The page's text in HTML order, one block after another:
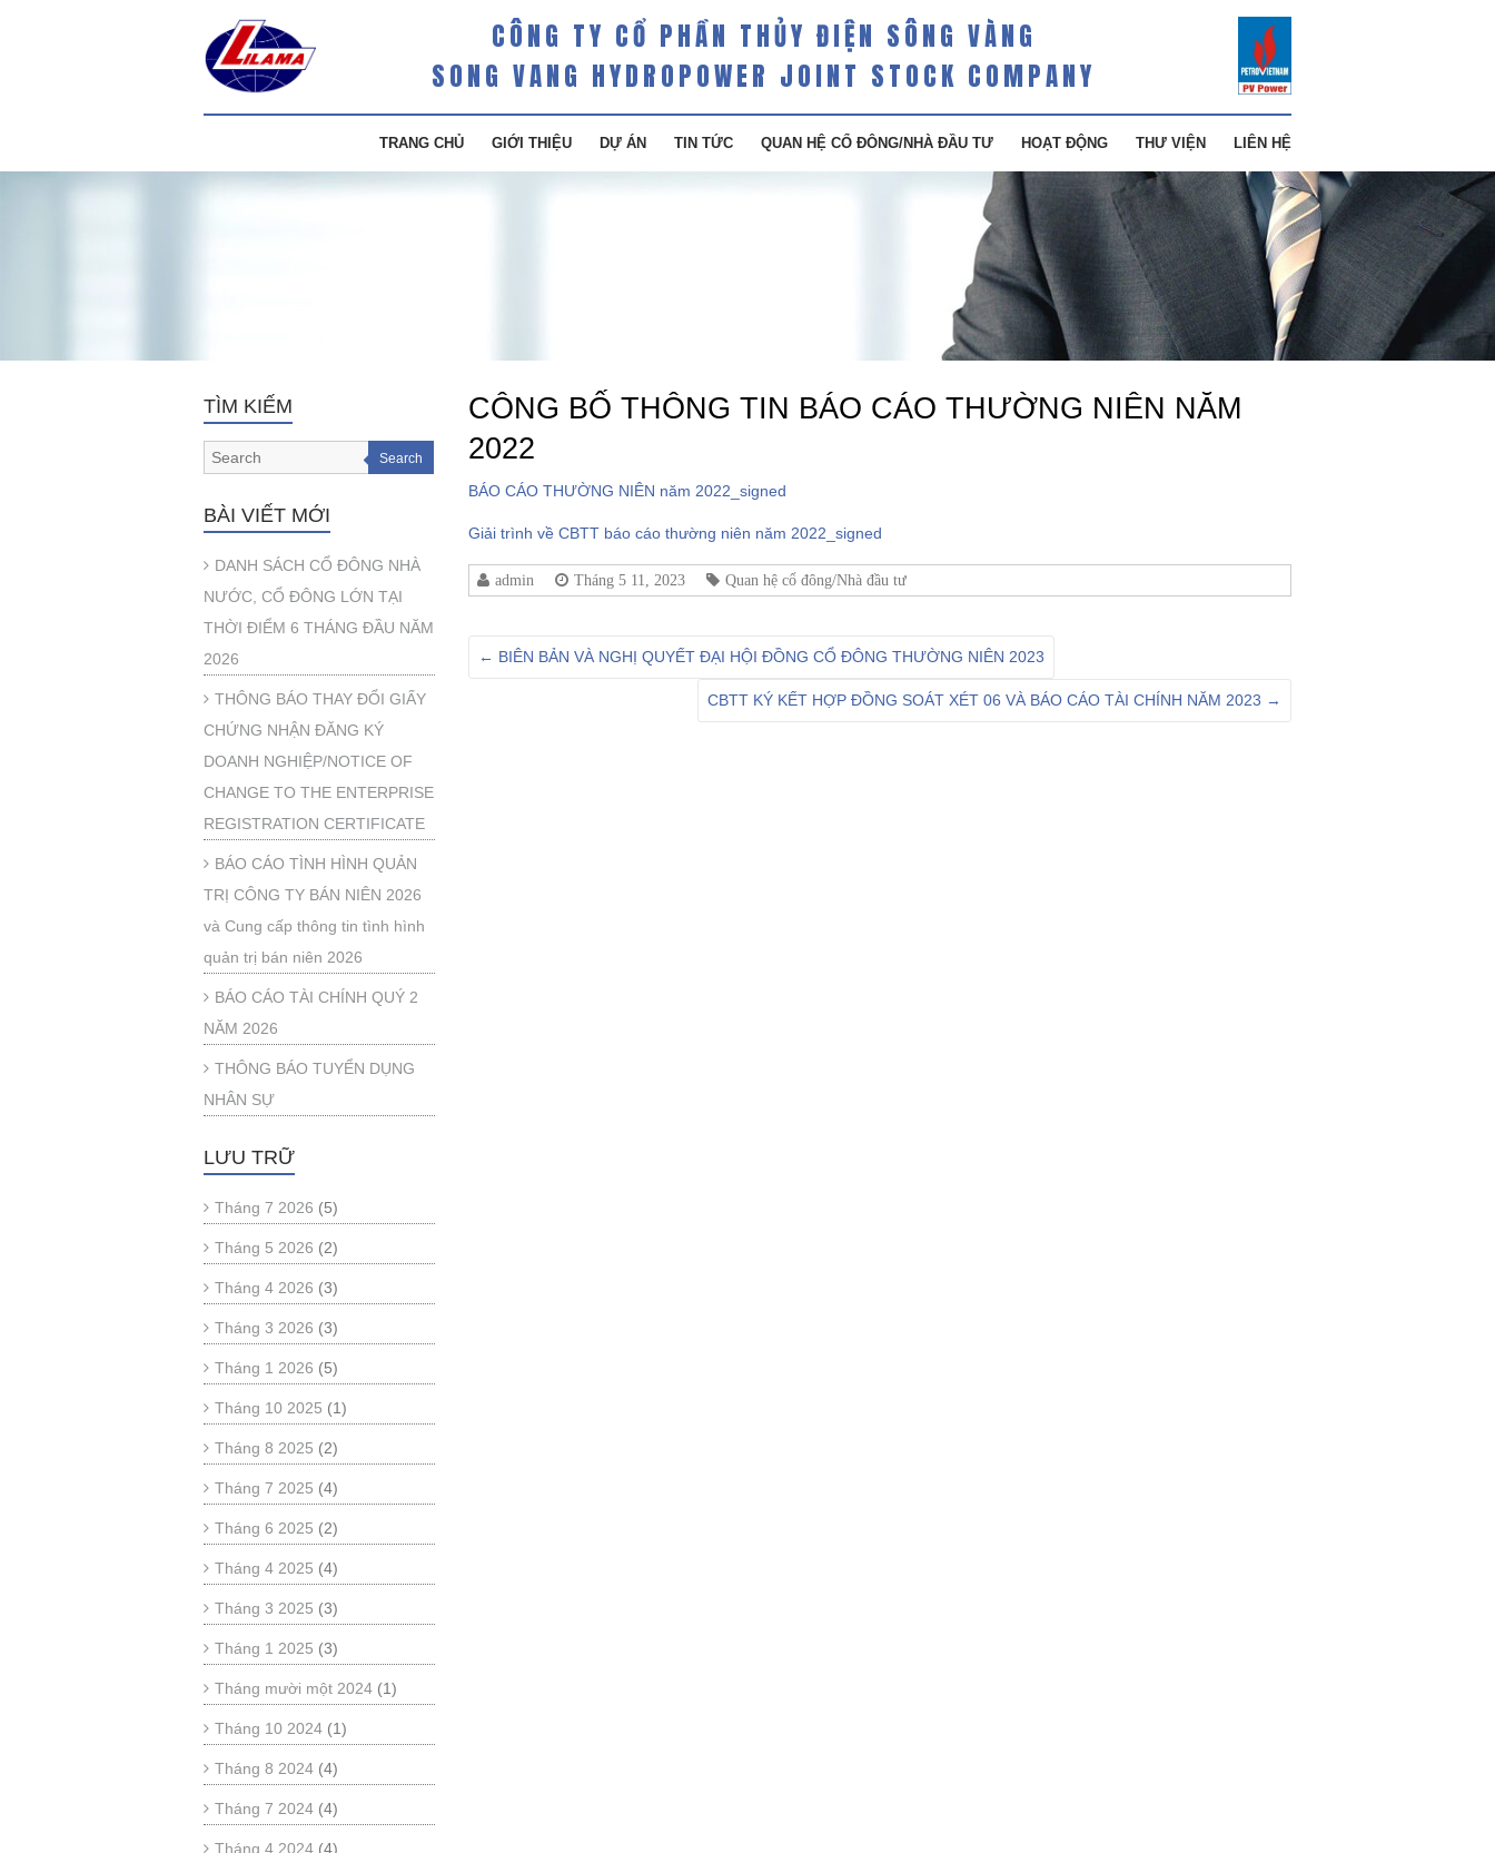
CÔNG TY CỔ PHẦN THỦY ĐIỆN SÔNG VÀNG
SONG VANG HYDROPOWER JOINT STOCK COMPANY
TRANG CHỦ GIỚI THIỆU DỰ ÁN TIN TỨC QUAN HỆ CỔ ĐÔNG/NHÀ ĐẦU TƯ HOẠT ĐỘNG THƯ VIỆN LIÊN HỆ
CÔNG BỐ THÔNG TIN BÁO CÁO THƯỜNG NIÊN NĂM
2022
BÁO CÁO THƯỜNG NIÊN năm 2022_signed
Giải trình về CBTT báo cáo thường niên năm 2022_signed
admin Tháng 5 11, 2023 Quan hệ cổ đông/Nhà đầu tư
← BIÊN BẢN VÀ NGHỊ QUYẾT ĐẠI HỘI ĐỒNG CỔ ĐÔNG THƯỜNG NIÊN 2023
CBTT KÝ KẾT HỢP ĐỒNG SOÁT XÉT 06 VÀ BÁO CÁO TÀI CHÍNH NĂM 2023 →
TÌM KIẾM
Search
BÀI VIẾT MỚI
DANH SÁCH CỔ ĐÔNG NHÀ
NƯỚC, CỔ ĐÔNG LỚN TẠI
THỜI ĐIỂM 6 THÁNG ĐẦU NĂM
2026
THÔNG BÁO THAY ĐỔI GIẤY
CHỨNG NHẬN ĐĂNG KÝ
DOANH NGHIỆP/NOTICE OF
CHANGE TO THE ENTERPRISE
REGISTRATION CERTIFICATE
BÁO CÁO TÌNH HÌNH QUẢN
TRỊ CÔNG TY BÁN NIÊN 2026
và Cung cấp thông tin tình hình
quản trị bán niên 2026
BÁO CÁO TÀI CHÍNH QUÝ 2
NĂM 2026
THÔNG BÁO TUYỂN DỤNG
NHÂN SỰ
LƯU TRỮ
Tháng 7 2026 (5)
Tháng 5 2026 (2)
Tháng 4 2026 (3)
Tháng 3 2026 (3)
Tháng 1 2026 (5)
Tháng 10 2025 (1)
Tháng 8 2025 (2)
Tháng 7 2025 (4)
Tháng 6 2025 (2)
Tháng 4 2025 (4)
Tháng 3 2025 (3)
Tháng 1 2025 (3)
Tháng mười một 2024 (1)
Tháng 10 2024 (1)
Tháng 8 2024 (4)
Tháng 7 2024 (4)
Tháng 4 2024 (4)